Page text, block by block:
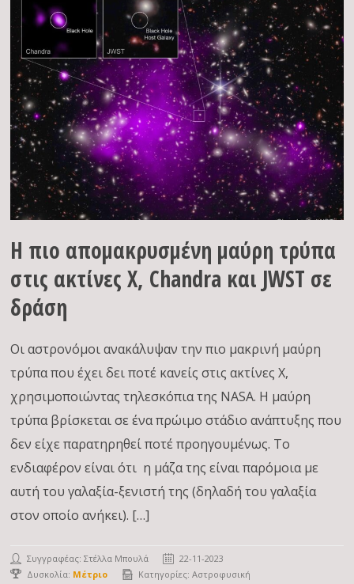
Η πιο απομακρυσμένη μαύρη τρύπα
στις ακτίνες Χ, Chandra και JWST σε
δράση
Οι αστρονόμοι ανακάλυψαν την πιο μακρινή μαύρη
τρύπα που έχει δει ποτέ κανείς στις ακτίνες Χ,
χρησιμοποιώντας τηλεσκόπια της NASA. Η μαύρη
τρύπα βρίσκεται σε ένα πρώιμο στάδιο ανάπτυξης που
δεν είχε παρατηρηθεί ποτέ προηγουμένως. Το
ενδιαφέρον είναι ότι η μάζα της είναι παρόμοια με
αυτή του γαλαξία-ξενιστή της (δηλαδή του γαλαξία
στον οποίο ανήκει). […]
Συγγραφέας:Στέλλα Μπουλά
22-11-2023
Δυσκολία: Μέτριο Κατηγορίες:Αστροφυσική